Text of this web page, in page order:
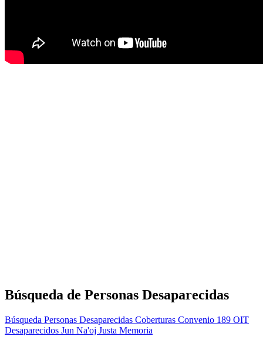
Búsqueda de Personas Desaparecidas
Búsqueda Personas Desaparecidas Coberturas Convenio 189 OIT
Desaparecidos Jun Na'oj Justa Memoria